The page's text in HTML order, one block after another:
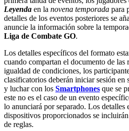
Leyenda en la novena temporada para
detalles de los eventos posteriores se
anuncie la información sobre la
Liga de Combate GO.
Los detalles específicos del formato
cuando compartan el documento de las
igualdad de condiciones, los
clasificatorios deberán iniciar sesión en
y luchar con los Smartphones que se
este no es el caso de un evento
lo anunciará por separado. Los detalles
dispositivos proporcionados se
de reglas.